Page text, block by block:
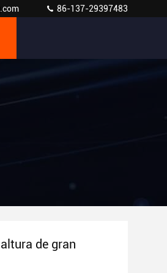
86-137-29397483
de gran